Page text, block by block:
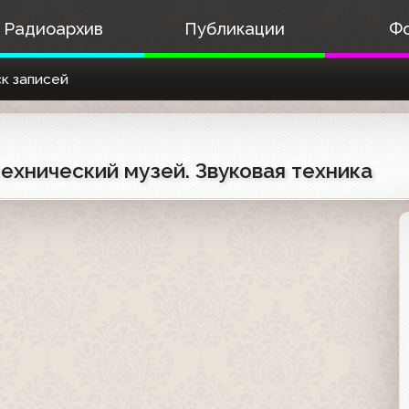
Радиоархив Публикации
записей
музей. Звуковая техника